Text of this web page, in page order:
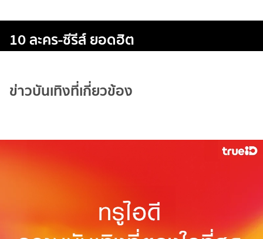
10 ละคร-ซีรีส์ ยอดฮิต
ข่าวบันเทิงที่เกี่ยวข้อง